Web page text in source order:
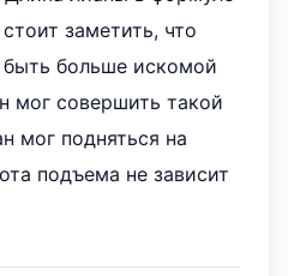
заметить, что
больше искомой
мог совершить такой
мог подняться на
подъема не зависит